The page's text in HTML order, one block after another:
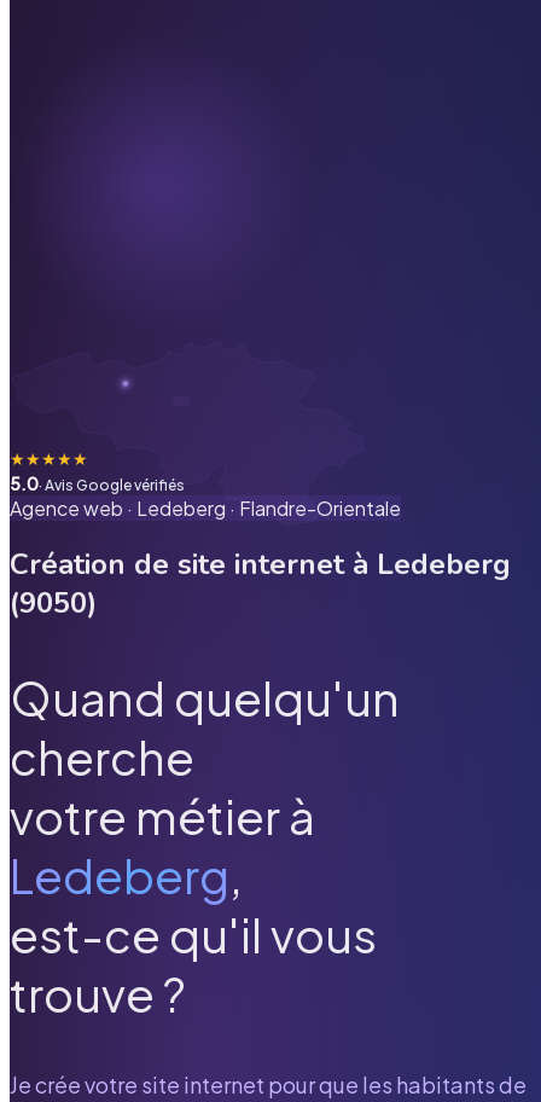
★★★★★
5.0· Avis Google vérifiés
Agence web · Ledeberg · Flandre-Orientale
Création de site internet à Ledeberg
(9050)
Quand quelqu'un
cherche
votre métier à
Ledeberg,
est-ce qu'il vous
trouve ?
Je crée votre site internet pour que les habitants de